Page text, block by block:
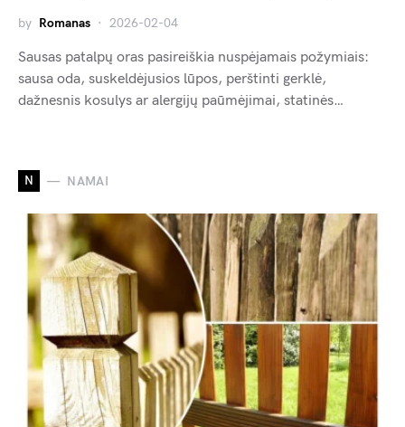
by Romanas 2026-02-04
Sausas patalpų oras pasireiškia nuspėjamais požymiais:
sausa oda, suskeldėjusios lūpos, perštinti gerklė,
dažnesnis kosulys ar alergijų paūmėjimai, statinės…
N NAMAI